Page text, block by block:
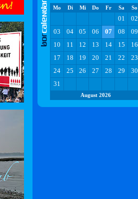
Mo Di Mi Do Fr Sa So
01
02
03
04 05 06 07 08
09
10
11 12 13 14 15
16
17
18 19 20 21 22
23
24
25 26 27 28 29
30
31
August 2026